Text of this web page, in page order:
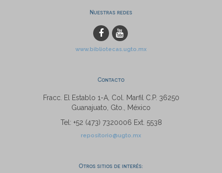
Nuestras redes
www.bibliotecas.ugto.mx
Contacto
Fracc. El Establo 1-A, Col. Marfil C.P. 36250
Guanajuato, Gto., México
Tel: +52 (473) 7320006 Ext. 5538
repositorio@ugto.mx
Otros sitios de interés: